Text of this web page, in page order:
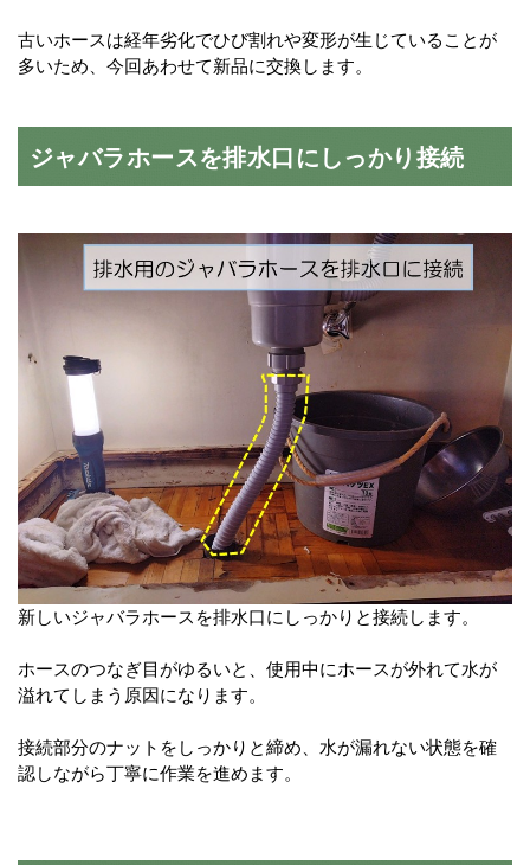
古いホースは経年劣化でひび割れや変形が生じていることが
多いため、今回あわせて新品に交換します。
ジャバラホースを排水口にしっかり接続
新しいジャバラホースを排水口にしっかりと接続します。
ホースのつなぎ目がゆるいと、使用中にホースが外れて水が
溢れてしまう原因になります。
接続部分のナットをしっかりと締め、水が漏れない状態を確
認しながら丁寧に作業を進めます。